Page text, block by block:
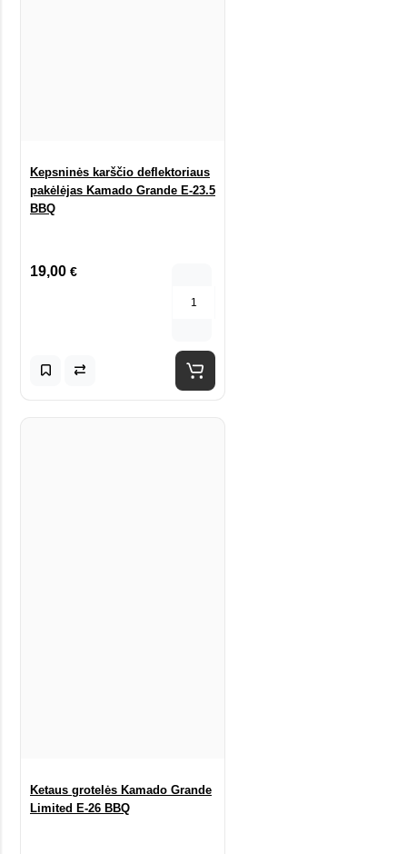
Kepsninės karščio deflektoriaus
pakėlėjas Kamado Grande E-23.5
BBQ
19,00 €
Ketaus grotelės Kamado Grande
Limited E-26 BBQ